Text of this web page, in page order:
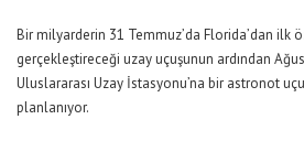
Bir milyarderin 31 Temmuz’da Florida’dan ilk
gerçekleştireceği uzay uçuşunun ardından
Uluslararası Uzay İstasyonu’na bir astronot
planlanıyor.